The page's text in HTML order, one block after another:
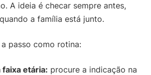
A ideia é checar sempre antes,
a família está junto.
passo como rotina:
etária: procure a indicação na